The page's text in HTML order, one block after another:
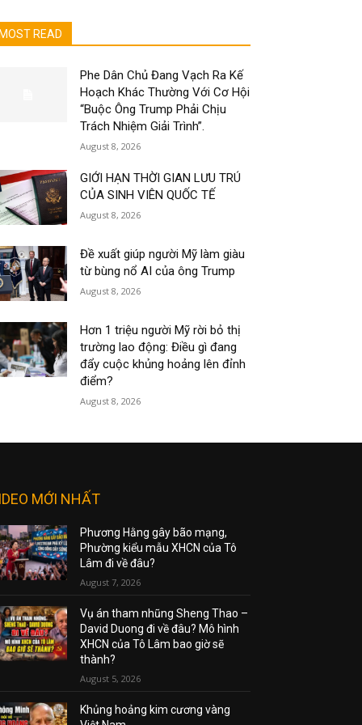
MOST READ
Phe Dân Chủ Đang Vạch Ra Kế
Hoạch Khác Thường Với Cơ Hội
“Buộc Ông Trump Phải Chịu
Trách Nhiệm Giải Trình”.
August 8, 2026
GIỚI HẠN THỜI GIAN LƯU TRÚ
CỦA SINH VIÊN QUỐC TẾ
August 8, 2026
Đề xuất giúp người Mỹ làm giàu
từ bùng nổ AI của ông Trump
August 8, 2026
Hơn 1 triệu người Mỹ rời bỏ thị
trường lao động: Điều gì đang
đẩy cuộc khủng hoảng lên đỉnh
điểm?
August 8, 2026
MỚI NHẤT
Phương Hằng gây bão mạng,
Phường kiểu mẫu XHCN của Tô
Lâm đi về đâu?
August 7, 2026
Vụ án tham nhũng Sheng Thao –
David Duong đi về đâu? Mô hình
XHCN của Tô Lâm bao giờ sẽ
thành?
August 5, 2026
Khủng hoảng kim cương vàng